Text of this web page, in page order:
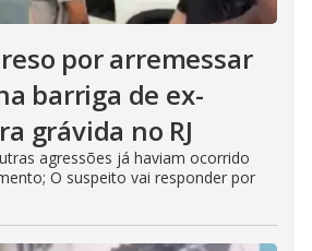
por arremessar
barriga de ex-
grávida no RJ
agressões já haviam ocorrido
O suspeito vai responder por